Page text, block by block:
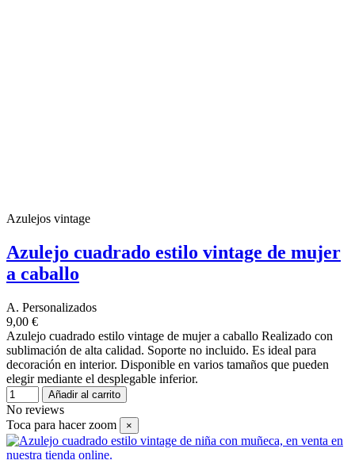
Azulejos vintage
Azulejo cuadrado estilo vintage de mujer
a caballo
A. Personalizados
9,00 €
Azulejo cuadrado estilo vintage de mujer a caballo Realizado con
sublimación de alta calidad. Soporte no incluido. Es ideal para
decoración en interior. Disponible en varios tamaños que pueden
elegir mediante el desplegable inferior.
Añadir al carrito
No reviews
Toca para hacer zoom
×